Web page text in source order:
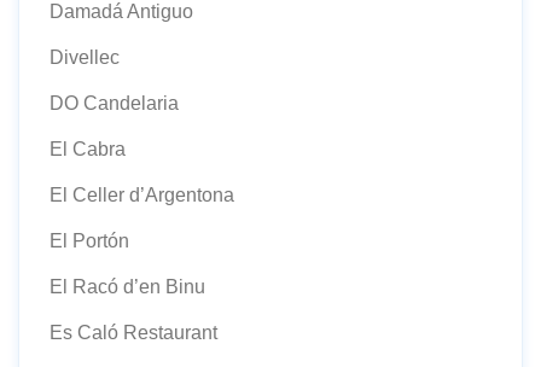
Damadá Antiguo
Divellec
DO Candelaria
El Cabra
El Celler d’Argentona
El Portón
El Racó d’en Binu
Es Caló Restaurant